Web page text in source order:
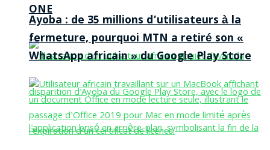
ONE
Ayoba : de 35 millions d’utilisateurs à la
fermeture, pourquoi MTN a retiré son «
WhatsApp africain » du Google Play Store